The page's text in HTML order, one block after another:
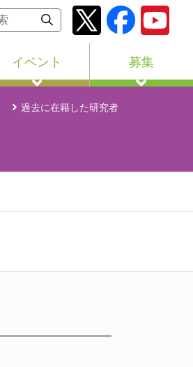
イベント 募集
過去に在籍した研究者